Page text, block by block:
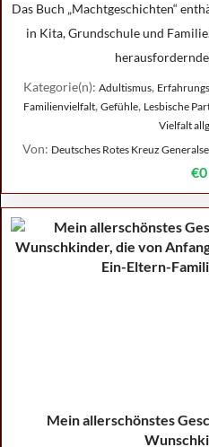
Das Buch „Machtgeschichten“
in Kita, Grundschule und
Kategorie(n): Adultismus,
Familienvielfalt, Gefühle, Lesbische
Vielfalt
Von: Deutsches Rotes Kreuz
€0
Mein allerschönstes